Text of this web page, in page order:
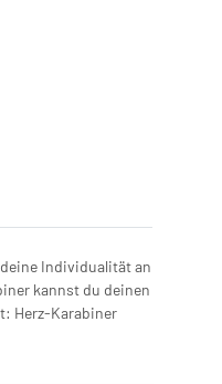
Individualität an
kannst du deinen
Herz-Karabiner